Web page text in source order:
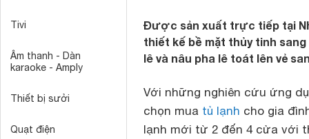
Tivi
Âm thanh - Dàn
karaoke - Amply
Thiết bị sưởi
Quạt điện
Được sản xuất trực tiếp tại
thiết kế bề mặt thủy tinh
lê và nâu pha lê toát lên vẻ
Với những nghiên cứu ứng
chọn mua tủ lạnh cho gia
lạnh mới từ 2 đến 4 cửa với